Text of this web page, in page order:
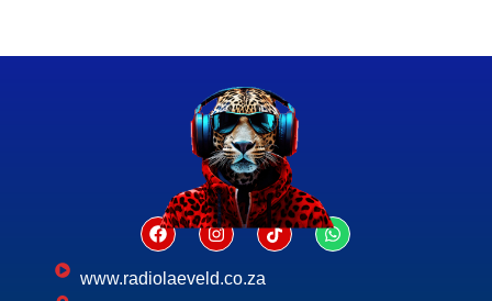
www.radiolaeveld.co.za